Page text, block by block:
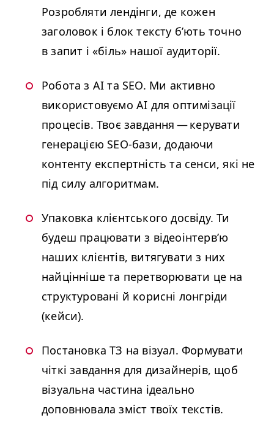
Розробляти лендінги, де кожен
заголовок і блок тексту б’ють точно
в запит і «біль» нашої аудиторії.
Робота з AI та SEO. Ми активно
використовуємо AI для оптимізації
процесів. Твоє завдання — керувати
генерацією SEO-бази, додаючи
контенту експертність та сенси, які не
під силу алгоритмам.
Упаковка клієнтського досвіду. Ти
будеш працювати з відеоінтерв’ю
наших клієнтів, витягувати з них
найцінніше та перетворювати це на
структуровані й корисні лонгріди
(кейси).
Постановка ТЗ на візуал. Формувати
чіткі завдання для дизайнерів, щоб
візуальна частина ідеально
доповнювала зміст твоїх текстів.